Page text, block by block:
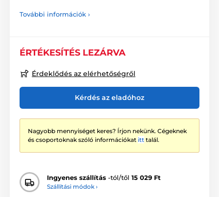
További információk ›
ÉRTÉKESÍTÉS LEZÁRVA
Érdeklődés az elérhetőségről
Kérdés az eladóhoz
Nagyobb mennyiséget keres? Írjon nekünk. Cégeknek
és csoportoknak szóló információkat itt talál.
Ingyenes szállítás -tól/től 15 029 Ft
Szállítási módok ›